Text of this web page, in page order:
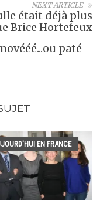
NEXT ARTICLE
était déjà plus
Brice Hortefeux
paté
EN FRANCE